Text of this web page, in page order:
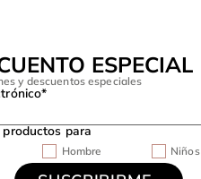
ESPECIAL
y descuentos especiales
para
Hombre
Niños